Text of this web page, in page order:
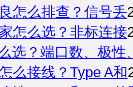
怎么排查？信号丢
怎么选？非标连接
选？端口数、极性
么接线？Type A和